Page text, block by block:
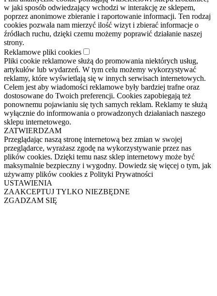
w jaki sposób odwiedzający wchodzi w interakcję ze sklepem,
poprzez anonimowe zbieranie i raportowanie informacji. Ten rodzaj
cookies pozwala nam mierzyć ilość wizyt i zbierać informacje o
źródłach ruchu, dzięki czemu możemy poprawić działanie naszej
strony.
Reklamowe pliki cookies
Pliki cookie reklamowe służą do promowania niektórych usług,
artykułów lub wydarzeń. W tym celu możemy wykorzystywać
reklamy, które wyświetlają się w innych serwisach internetowych.
Celem jest aby wiadomości reklamowe były bardziej trafne oraz
dostosowane do Twoich preferencji. Cookies zapobiegają też
ponownemu pojawianiu się tych samych reklam. Reklamy te służą
wyłącznie do informowania o prowadzonych działaniach naszego
sklepu internetowego.
ZATWIERDZAM
Przeglądając naszą stronę internetową bez zmian w swojej
przeglądarce, wyrażasz zgodę na wykorzystywanie przez nas
plików cookies. Dzięki temu nasz sklep internetowy może być
maksymalnie bezpieczny i wygodny. Dowiedz się więcej o tym, jak
używamy plików cookies z Polityki Prywatności
USTAWIENIA
ZAAKCEPTUJ TYLKO NIEZBĘDNE
ZGADZAM SIĘ